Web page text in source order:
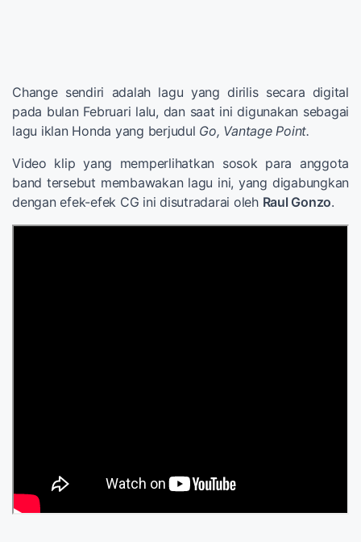
Change sendiri adalah lagu yang dirilis secara digital
pada bulan Februari lalu, dan saat ini digunakan sebagai
lagu iklan Honda yang berjudul Go, Vantage Point.
Video klip yang memperlihatkan sosok para anggota
band tersebut membawakan lagu ini, yang digabungkan
dengan efek-efek CG ini disutradarai oleh Raul Gonzo.